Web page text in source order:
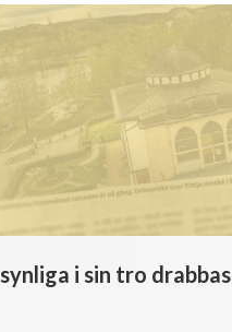
i sin tro drabbas